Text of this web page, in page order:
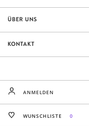
ÜBER UNS
KONTAKT
ANMELDEN
WUNSCHLISTE 0